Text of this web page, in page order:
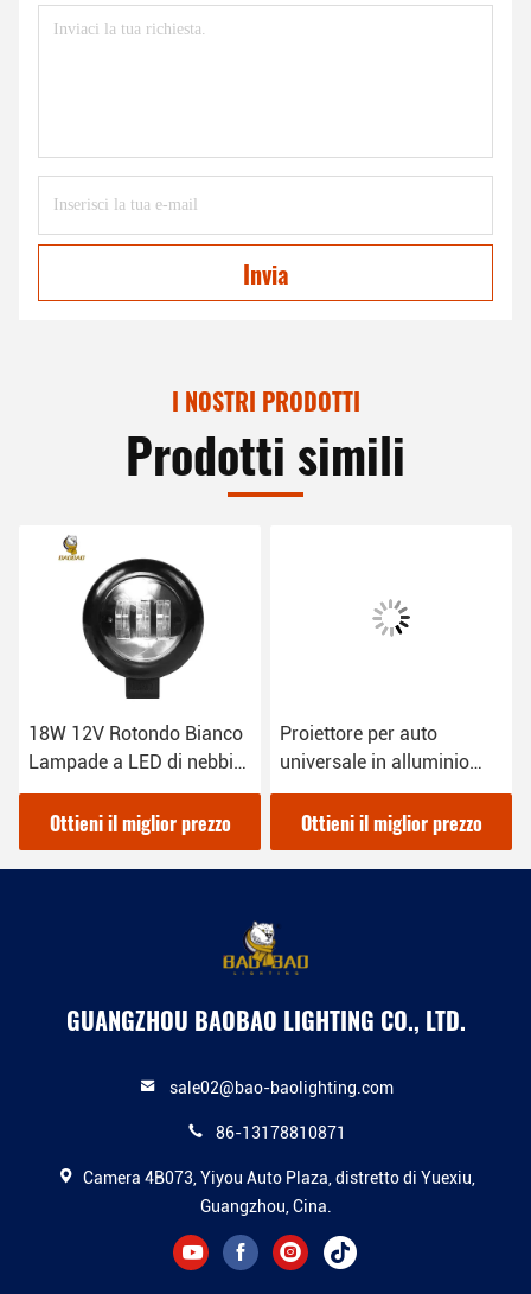
Invia
I NOSTRI PRODOTTI
Prodotti simili
18W 12V Rotondo Bianco
Lampade a LED di nebbia
per accessori di camion
fuoristrada
Ottieni il miglior prezzo
Proiettore per auto
universale in alluminio
bianco di 3,5 pollici
Lampada a LED a luce di
nebbia
Ottieni il miglior prezzo
GUANGZHOU BAOBAO LIGHTING CO., LTD.
sale02@bao-baolighting.com
86-13178810871
Camera 4B073, Yiyou Auto Plaza, distretto di Yuexiu,
Guangzhou, Cina.